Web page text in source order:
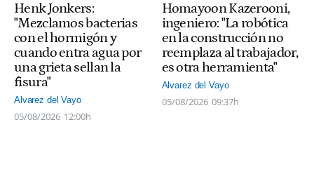
Henk Jonkers:
"Mezclamos bacterias
con el hormigón y
cuando entra agua por
una grieta sellan la
fisura"
Alvarez del Vayo
05/08/2026 12:00h
Homayoon Kazerooni,
ingeniero: "La robótica
en la construcción no
reemplaza al trabajador,
es otra herramienta"
Alvarez del Vayo
05/08/2026 09:37h